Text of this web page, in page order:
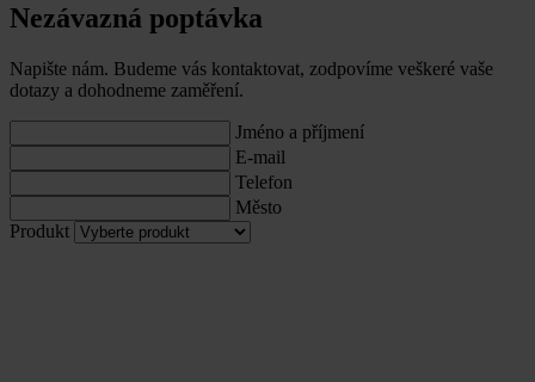
Nezávazná poptávka
Napište nám. Budeme vás kontaktovat, zodpovíme veškeré vaše
dotazy a dohodneme zaměření.
Jméno a příjmení
E-mail
Telefon
Město
Produkt